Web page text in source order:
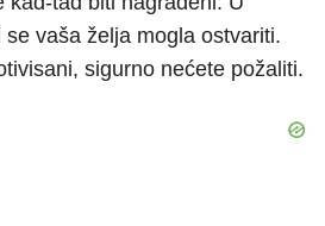
vaša želja mogla ostvariti.
sigurno nećete požaliti.